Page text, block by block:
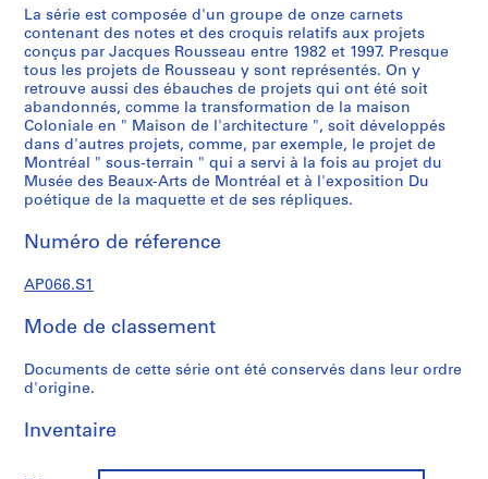
(
s
)
:
C
a
r
n
e
d
c
o
u
i
s
La série est composée d'un groupe de onze carnets
contenant des notes et des croquis relatifs aux projets
conçus par Jacques Rousseau entre 1982 et 1997. Presque
tous les projets de Rousseau y sont représentés. On y
retrouve aussi des ébauches de projets qui ont été soit
abandonnés, comme la transformation de la maison
Coloniale en " Maison de l'architecture ", soit développés
dans d'autres projets, comme, par exemple, le projet de
Montréal " sous-terrain " qui a servi à la fois au projet du
Musée des Beaux-Arts de Montréal et à l'exposition Du
poétique de la maquette et de ses répliques.
Numéro de réference
AP066.S1
Mode de classement
Documents de cette série ont été conservés dans leur ordre
d'origine.
Inventaire